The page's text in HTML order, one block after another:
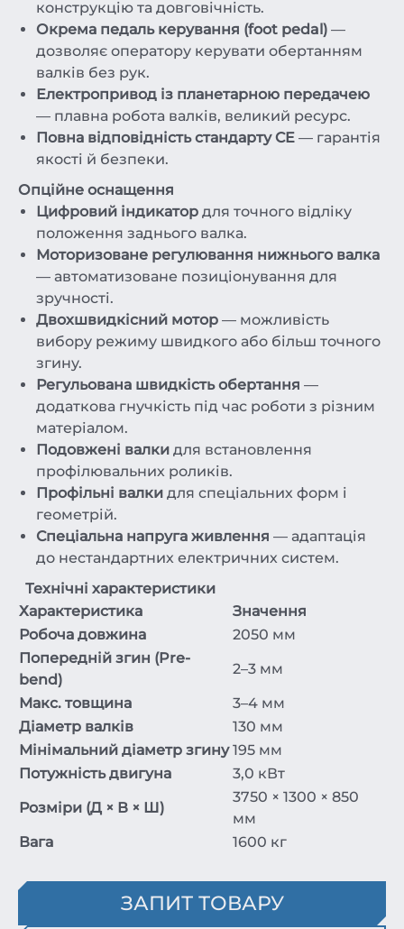
конструкцію та довговічність.
Окрема педаль керування (foot pedal) —
дозволяє оператору керувати обертанням
валків без рук.
Електропривод із планетарною передачею
— плавна робота валків, великий ресурс.
Повна відповідність стандарту CE — гарантія
якості й безпеки.
Опційне оснащення
Цифровий індикатор для точного відліку
положення заднього валка.
Моторизоване регулювання нижнього валка
— автоматизоване позиціонування для
зручності.
Двохшвидкісний мотор — можливість
вибору режиму швидкого або більш точного
згину.
Регульована швидкість обертання —
додаткова гнучкість під час роботи з різним
матеріалом.
Подовжені валки для встановлення
профілювальних роликів.
Профільні валки для спеціальних форм і
геометрій.
Спеціальна напруга живлення — адаптація
до нестандартних електричних систем.
Технічні характеристики
Характеристика
Значення
Робоча довжина
2050 мм
Попередній згин (Pre-
bend)
2–3 мм
Макс. товщина
3–4 мм
Діаметр валків
130 мм
Мінімальний діаметр згину 195 мм
Потужність двигуна
3,0 кВт
Розміри (Д × В × Ш)
3750 × 1300 × 850
мм
Вага
1600 кг
ЗАПИТ ТОВАРУ